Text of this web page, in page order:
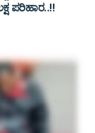
ಪರಿಹಾರ..!!